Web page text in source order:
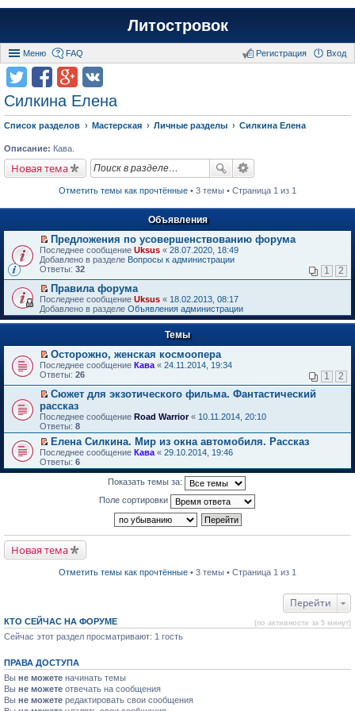
Литостровок
Меню FAQ Вход
Регистрация
Силкина Елена
Список разделов Мастерская Личные разделы Силкина Елена
Описание: Кава.
Новая тема
Отметить темы как прочтённые • 3 темы • Страница 1 из 1
Объявления
П
е
р
й
т
и
к
п
в
о
м
у
н
е
п
р
о
ч
и
т
а
н
о
о
б
щ
Предложения по усовершенствованию форума
Последнее сообщение Uksus « 28.07.2020, 18:49
Добавлено в разделе Вопросы к администрации
Ответы: 32 1 2
П
е
р
е
т
и
к
п
р
о
м
у
н
е
п
р
н
о
м
е
н
и
Правила форума
Последнее сообщение Uksus « 18.02.2013, 08:17
Добавлено в разделе Объявления администрации
Темы
П
е
е
й
т
и
к
п
е
р
в
р
о
ч
и
м
у
с
о
б
щ
е
и
Осторожно, женская космоопера
Последнее сообщение Кава « 24.11.2014, 19:34
Ответы: 26 1 2
П
е
р
е
й
т
и
к
у
е
а
н
н
м
у
с
о
о
Сюжет для экзотического фильма. Фантастический
рассказ
Последнее сообщение Road Warrior« 10.11.2014, 20:10
Ответы: 8
П
е
р
е
в
р
о
ч
т
а
н
н
о
Елена Силкина. Мир из окна автомобиля. Рассказ
Последнее сообщение Кава « 29.10.2014, 19:46
Ответы: 6
Показать темы за:
Поле сортировки
Новая тема
Отметить темы как прочтённые • 3 темы • Страница 1 из 1
Перейти
КТО СЕЙЧАС НА ФОРУМЕ (по активности за 5 минут)
Сейчас этот раздел просматривают: 1 гость
ПРАВА ДОСТУПА
Вы не можете начинать темы
Вы не можете отвечать на сообщения
Вы не можете редактировать свои сообщения